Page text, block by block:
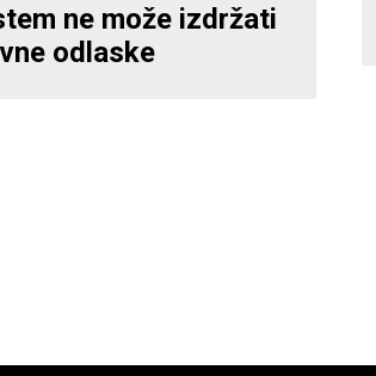
ne može izdržati
odlaske